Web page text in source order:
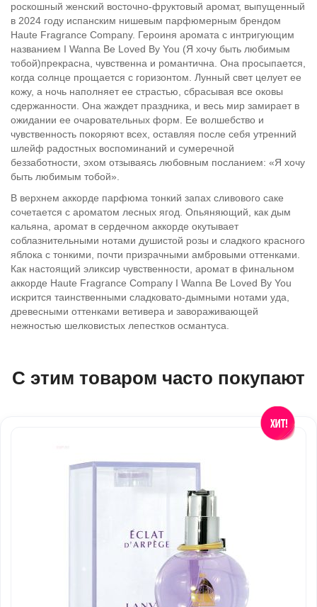
роскошный женский восточно-фруктовый аромат, выпущенный
в 2024 году испанским нишевым парфюмерным брендом
Haute Fragrance Company. Героиня аромата с интригующим
названием I Wanna Be Loved By You (Я хочу быть любимым
тобой)прекрасна, чувственна и романтична. Она просыпается,
когда солнце прощается с горизонтом. Лунный свет целует ее
кожу, а ночь наполняет ее страстью, сбрасывая все оковы
сдержанности. Она жаждет праздника, и весь мир замирает в
ожидании ее очаровательных форм. Ее волшебство и
чувственность покоряют всех, оставляя после себя утренний
шлейф радостных воспоминаний и сумеречной
беззаботности, эхом отзываясь любовным посланием: «Я хочу
быть любимым тобой».
В верхнем аккорде парфюма тонкий запах сливового саке
сочетается с ароматом лесных ягод. Опьяняющий, как дым
кальяна, аромат в сердечном аккорде окутывает
соблазнительными нотами душистой розы и сладкого красного
яблока с тонкими, почти призрачными амбровыми оттенками.
Как настоящий эликсир чувственности, аромат в финальном
аккорде Haute Fragrance Company I Wanna Be Loved By You
искрится таинственными сладковато-дымными нотами уда,
древесными оттенками ветивера и завораживающей
нежностью шелковистых лепестков османтуса.
С этим товаром часто покупают